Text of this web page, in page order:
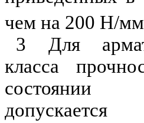
чем на 200 Н/мм
3 Для
класса проч